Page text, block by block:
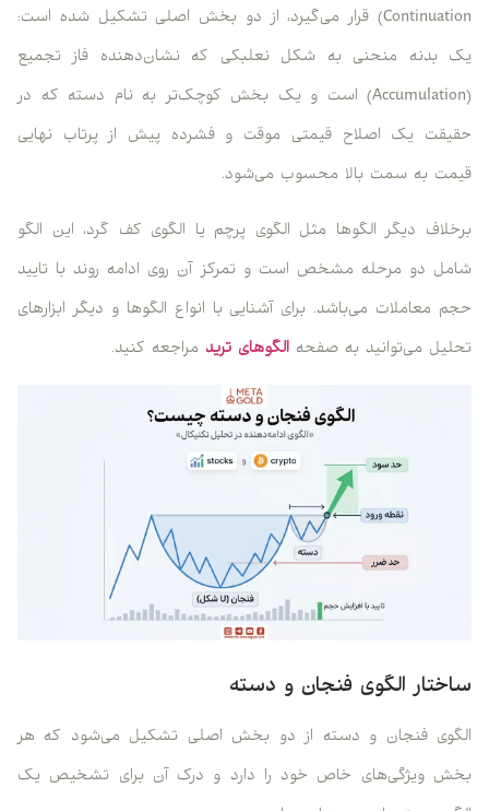
Continuation) قرار می‌گیرد، از دو بخش اصلی تشکیل شده است:
یک بدنه منحنی به شکل نعلبکی که نشان‌دهنده فاز تجمیع
(Accumulation) است و یک بخش کوچک‌تر به نام دسته که در
حقیقت یک اصلاح قیمتی موقت و فشرده پیش از پرتاب نهایی
قیمت به سمت بالا محسوب می‌شود.
برخلاف دیگر الگوها مثل الگوی پرچم یا الگوی کف گرد، این الگو
شامل دو مرحله مشخص است و تمرکز آن روی ادامه روند با تایید
حجم معاملات می‌باشد. برای آشنایی با انواع الگوها و دیگر ابزارهای
تحلیل می‌توانید به صفحه الگوهای ترید مراجعه کنید.
ساختار الگوی فنجان و دسته
الگوی فنجان و دسته از دو بخش اصلی تشکیل می‌شود که هر
بخش ویژگی‌های خاص خود را دارد و درک آن برای تشخیص یک